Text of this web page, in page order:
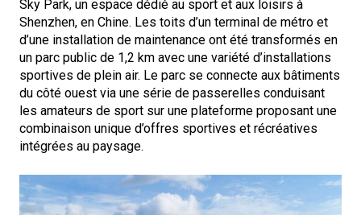
Sky Park, un espace dédié au sport et aux loisirs à
Shenzhen, en Chine. Les toits d’un terminal de métro et
d’une installation de maintenance ont été transformés en
un parc public de 1,2 km avec une variété d’installations
sportives de plein air. Le parc se connecte aux bâtiments
du côté ouest via une série de passerelles conduisant
les amateurs de sport sur une plateforme proposant une
combinaison unique d’offres sportives et récréatives
intégrées au paysage.